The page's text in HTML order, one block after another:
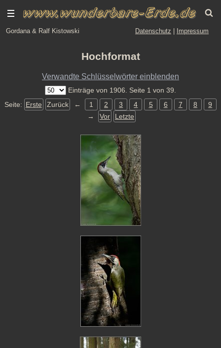
Gordana & Ralf Kistowski Datenschutz Impressum
Hochformat
Verwandte Schlüsselwörter einblenden
Einträge von 1906. Seite 1 von 39.
Seite: Erste Zurück ← 1 2 3 4 5 6 7 8
9
→
Vor Letzte